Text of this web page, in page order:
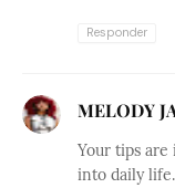
Responder
MELODY
Your tips are
into daily